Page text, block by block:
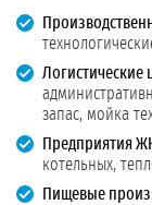
Логистические
запас, мойка
Предприятия
котельных,
Пищевые